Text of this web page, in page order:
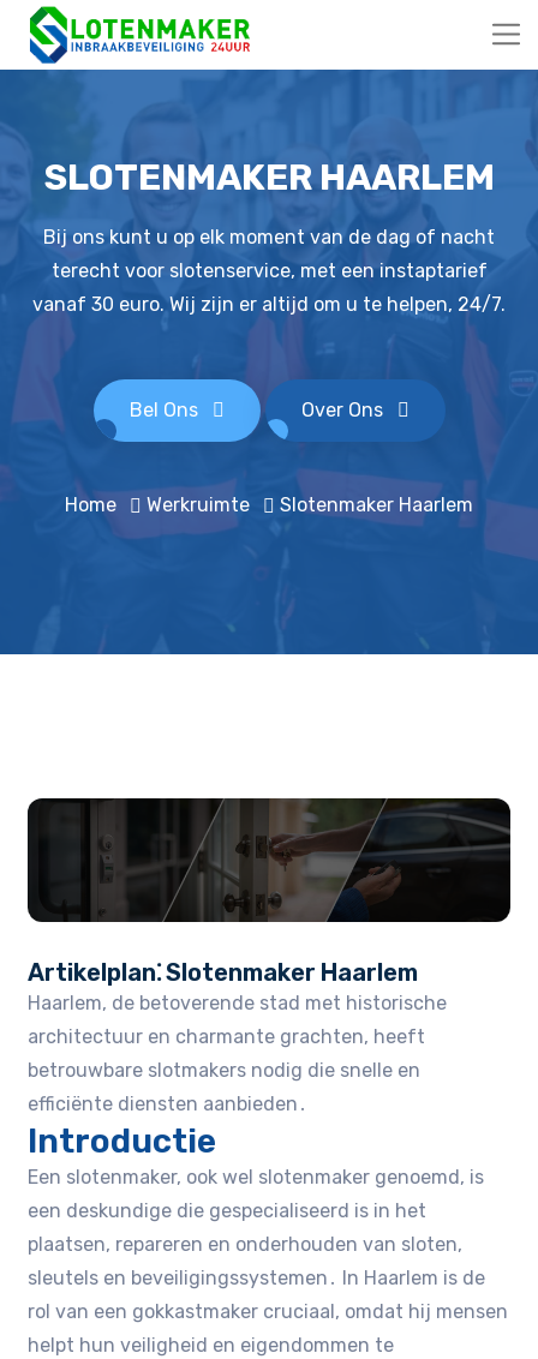
SLOTENMAKER HAARLEM
Bij ons kunt u op elk moment van de dag of nacht
terecht voor slotenservice, met een instaptarief
vanaf 30 euro. Wij zijn er altijd om u te helpen, 24/7.
Bel Ons Over Ons
Home Werkruimte Slotenmaker Haarlem
Artikelplan⁚ Slotenmaker Haarlem
Haarlem, de betoverende stad met historische
architectuur en charmante grachten, heeft
betrouwbare slotmakers nodig die snelle en
efficiënte diensten aanbieden․
Introductie
Een slotenmaker, ook wel slotenmaker genoemd, is
een deskundige die gespecialiseerd is in het
plaatsen, repareren en onderhouden van sloten,
sleutels en beveiligingssystemen․ In Haarlem is de
rol van een gokkastmaker cruciaal, omdat hij mensen
helpt hun veiligheid en eigendommen te